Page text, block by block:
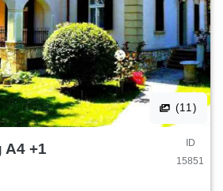
(11)
+1
ID
15851